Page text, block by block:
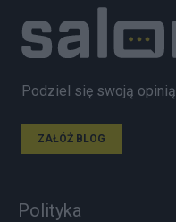
Podziel się swoją opinią
ZAŁÓŻ BLOG
Polityka